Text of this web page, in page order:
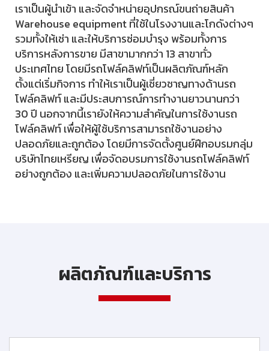
เราเป็นผู้นำเข้า และจัดจำหน่ายอุปกรณ์ขนถ่ายสินค้า
Warehouse equipment ที่ใช้ในโรงงานและโกดังต่างๆ
รวมทั้งให้เช่า และให้บริการซ่อมบำรุง พร้อมทั้งการ
บริการหลังการขาย มีสาขามากกว่า 13 สาขาทั่ว
ประเทศไทย โดยมีรถโฟล์คลิฟท์เป็นผลิตภัณฑ์หลัก
ตั้งแต่เริ่มกิจการ ทำให้เราเป็นผู้เชี่ยวชาญทางด้านรถ
โฟล์คลิฟท์ และมีประสบการณ์การทำงานยาวนานกว่า
30 ปี นอกจากนี้เรายังให้ความสำคัญในการใช้งานรถ
โฟล์คลิฟท์ เพื่อให้ผู้ใช้บริการสามารถใช้งานอย่าง
ปลอดภัยและถูกต้อง โดยมีการจัดตั้งศูนย์ฝึกอบรมกลุ่ม
บริษัทไทยเหรียญ เพื่อจัดอบรมการใช้งานรถโฟล์คลิฟท์
อย่างถูกต้อง และเพิ่มความปลอดภัยในการใช้งาน
ผลิตภัณฑ์และบริการ